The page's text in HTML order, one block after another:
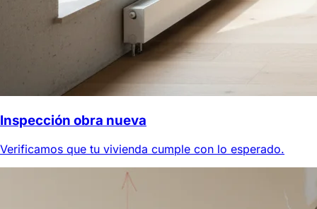
Inspección obra nueva
Verificamos que tu vivienda cumple con lo esperado.